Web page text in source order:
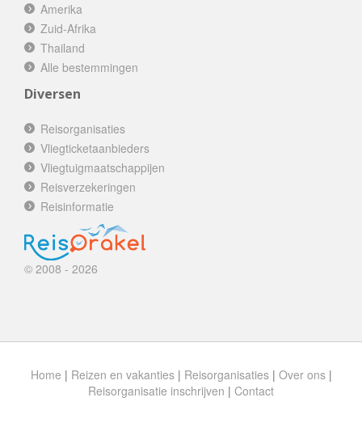
Amerika
Zuid-Afrika
Thailand
Alle bestemmingen
Diversen
Reisorganisaties
Vliegticketaanbieders
Vliegtuigmaatschappijen
Reisverzekeringen
Reisinformatie
© 2008 - 2026
Home | Reizen en vakanties| Reisorganisaties| Over ons|
Reisorganisatie inschrijven | Contact